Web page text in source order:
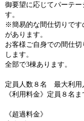
御要望に応じてパーテ
す。
※簡易的な間仕切りです
があります。
お客様ご自身での間仕
します。
全部で3棟あります。
定員人数８名 最大利用
《利用料金》定員８名
《超過料金》